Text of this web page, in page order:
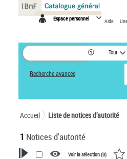
Espace personnel Aide
Tout
Recherche avancée
Accueil Liste de notices d’autorité
1 Notices d'autorité
Voir la sélection (0)
Panneau de gestion des cookies